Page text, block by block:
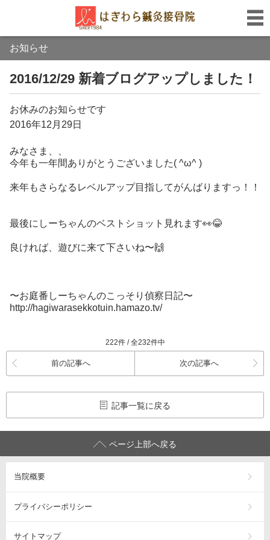
お知らせ
2016/12/29 新着ブログアップしました！
お休みのお知らせです
2016年12月29日
みなさま、、
今年も一年間ありがとうございました( ^ω^ )
来年もさらなるレベルアップ目指してがんばりますっ！！
最後にしーちゃんのベストショット見れます👀😂
良ければ、遊びに来て下さいね〜🙌
〜お庭番しーちゃんのこっそり偵察日記〜
http://hagiwarasekkotuin.hamazo.tv/
222件 / 全232件中
前の記事へ 次の記事へ
記事一覧に戻る
ページ上部へ戻る
当院概要
プライバシーポリシー
サイトマップ